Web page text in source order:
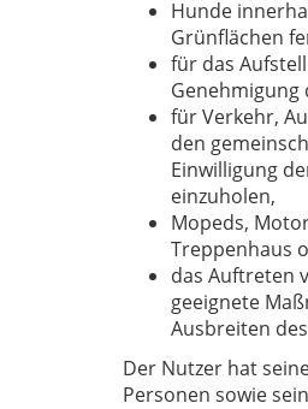
Hunde
Grünflächen
für das
Genehmigung
für Verkehr,
den
Einwilligung
einzuholen,
Mopeds,
Treppenhaus
das Auftreten
geeignete
Ausbreiten
Der Nutzer hat
Personen sowie